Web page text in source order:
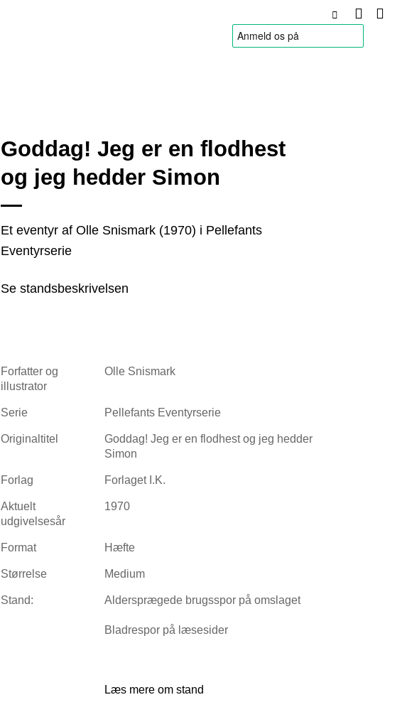
Goddag! Jeg er en flodhest
og jeg hedder Simon
Et eventyr af Olle Snismark (1970) i Pellefants
Eventyrserie
Se standsbeskrivelsen
Forfatter og
illustrator
Olle Snismark
Serie Pellefants Eventyrserie
Originaltitel
Goddag! Jeg er en flodhest og jeg hedder
Simon
Forlag Forlaget I.K.
Aktuelt
udgivelsesår
1970
Format Hæfte
Størrelse Medium
Stand: Aldersprægede brugsspor på omslaget
Bladrespor på læsesider
Læs mere om stand